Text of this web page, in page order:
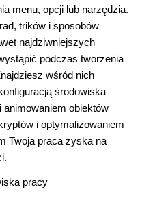
menu, opcji lub narzędzia.
trików i sposobów
najdziwniejszych
podczas tworzenia
wśród nich
środowiska
animowaniem obiektów
i optymalizowaniem
Twoja praca zyska na
pracy